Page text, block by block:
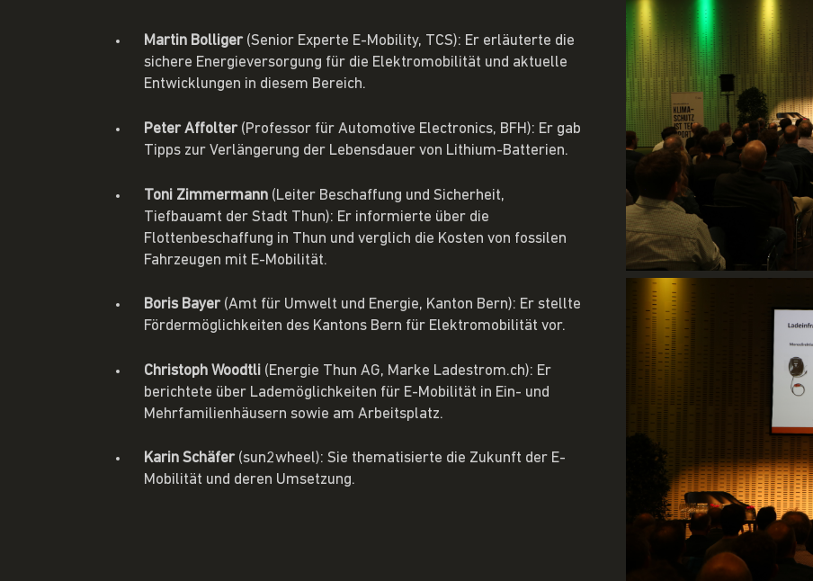
Martin Bolliger(Senior Experte E-Mobility, TCS): Er erläuterte die
sichere Energieversorgung für die Elektromobilität und aktuelle
Entwicklungen in diesem Bereich.
Peter Affolter(Professor für Automotive Electronics, BFH): Er gab
Tipps zur Verlängerung der Lebensdauer von Lithium-Batterien.
Toni Zimmermann (Leiter Beschaffung und Sicherheit,
Tiefbauamt der Stadt Thun): Er informierte über die
Flottenbeschaffung in Thun und verglich die Kosten von fossilen
Fahrzeugen mit E-Mobilität.
Boris Bayer(Amt für Umwelt und Energie, Kanton Bern): Er stellte
Fördermöglichkeiten des Kantons Bern für Elektromobilität vor.
Christoph Woodtli (Energie Thun AG, Marke Ladestrom.ch): Er
berichtete über Lademöglichkeiten für E-Mobilität in Ein- und
Mehrfamilienhäusern sowie am Arbeitsplatz.
Karin Schäfer(sun2wheel): Sie thematisierte die Zukunft der E-
Mobilität und deren Umsetzung.